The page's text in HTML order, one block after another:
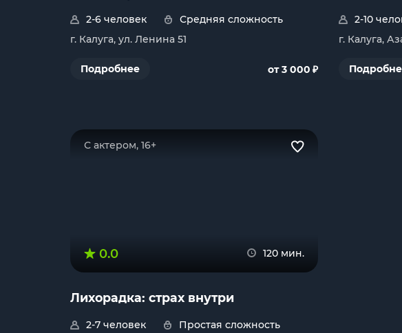
2-6 человек
Средняя сложность
г. Калуга, ул. Ленина 51
Подробнее от 3 000 ₽
2-10
г. Калуга,
С актером, 16+
0.0 120 мин.
Лихорадка: страх внутри
2-7 человек
Простая сложность